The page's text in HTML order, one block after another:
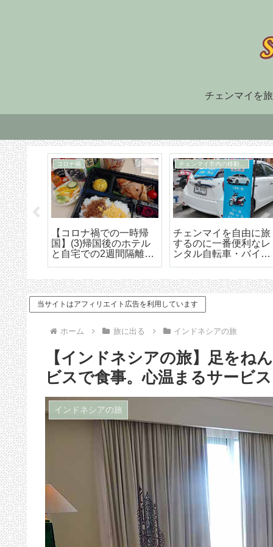
チェンマイを
でオ
人気
菜創
ラン
住まい探し
チェンマイ長期滞在の
ための住まい探しはこ
うやろう エリア選び
TM30
TM-30とは何か、初回
け出の方法などの詳細
な解説
当サイトはアフィリエイト広告を利用しています
ホーム 旅に出る インドネシアの旅
【インドネシアの旅】足をね
ビスで食事。心温まるサービ
インドネシアの旅